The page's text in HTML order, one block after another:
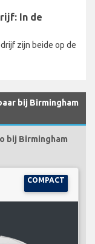
In de
zijn beide op de
bij Birmingham
bij Birmingham
COMPACT